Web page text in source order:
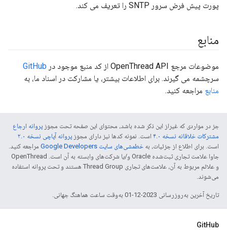
پورت پیش فرض سرور SNTP را تعریف می کند.
منابع
موضوعات مرجع OpenThread API از کد منبع موجود در
GitHub
سرچشمه می گیرند. برای اطلاعات بیشتر، یا مشارکت در اسناد ما، به
منابع مراجعه کنید.
جز در مواردی که غیراز این ذکر شده باشد، محتوای این صفحه تحت مجوز پروانه ارجاع
مشترکات خلاقانه نسخه ۴.۰
است. نمونه کدها نیز دارای مجوز پروانه آپاچی نسخه ۲.۰
است. برای اطلاع از جزئیات، به خطمشی‌های سایت Google Developers‏
مراجعه کنید.
جاوا علامت تجاری ثبت‌شده Oracle و/یا شرکت‌های وابسته به آن است. ‫OpenThread
و علائم مربوط به آن، علامت‌های تجاری Thread Group هستند و تحت پروانه استفاده
می‌شوند.
تاریخ آخرین به‌روزرسانی 2023-12-01 به‌وقت ساعت هماهنگ جهانی.
GitHub